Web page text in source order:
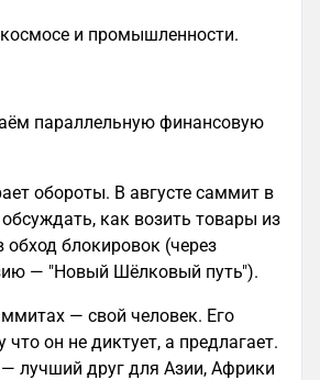
и промышленности.
параллельную финансовую
обороты. В августе саммит в
как возить товары из
обход блокировок (через
— "Новый Шёлковый путь").
— свой человек. Его
он не диктует, а предлагает.
лучший друг для Азии, Африки